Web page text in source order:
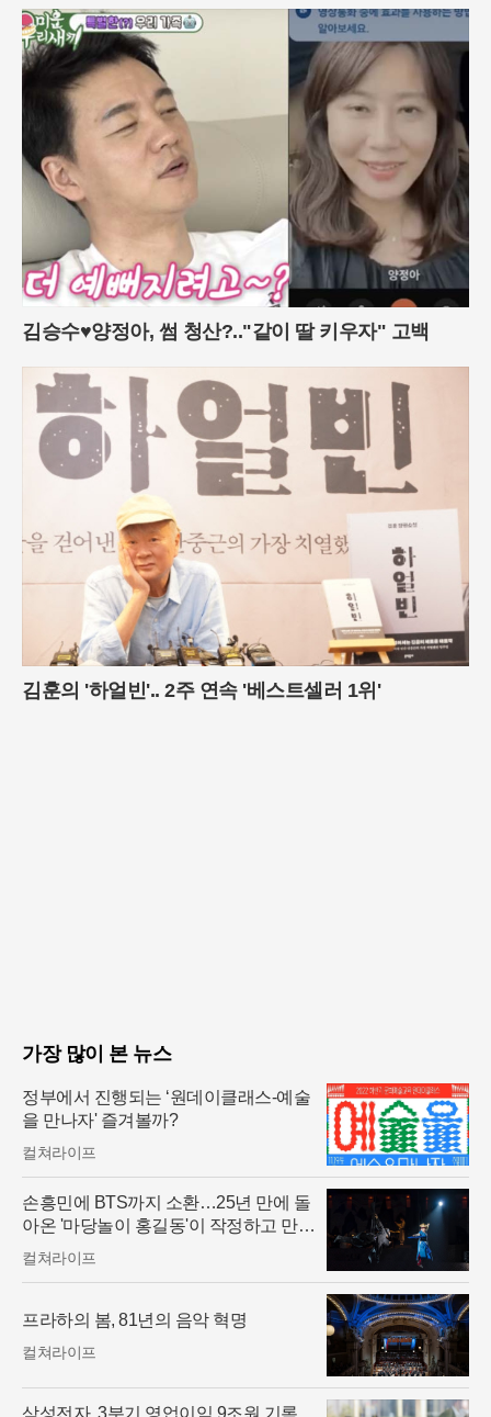
김승수♥양정아, 썸 청산?.."같이 딸 키우자" 고백
김훈의 '하얼빈'.. 2주 연속 '베스트셀러 1위'
가장 많이 본 뉴스
정부에서 진행되는 ‘원데이클래스-예술
을 만나자' 즐겨볼까?
컬쳐라이프
손흥민에 BTS까지 소환…25년 만에 돌
아온 '마당놀이 홍길동'이 작정하고 만든
무대
컬쳐라이프
프라하의 봄, 81년의 음악 혁명
컬쳐라이프